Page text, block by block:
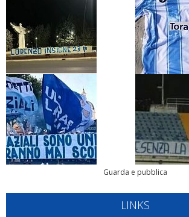
Guarda e pubblica
LINKS